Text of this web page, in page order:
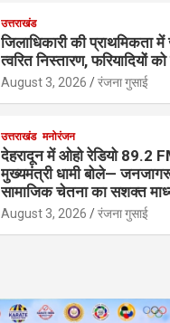
उत्तराखंड
जिलाधिकारी की प्राथमिकता
त्वरित निस्तारण, फरियादियों को
August 3, 2026 रंजना गुसाई
उत्तराखंड मनोरंजन
देहरादून में ओहो रेडियो 89.2
मुख्यमंत्री धामी बोले—
सामाजिक चेतना का सशक्त
August 3, 2026 रंजना गुसाई